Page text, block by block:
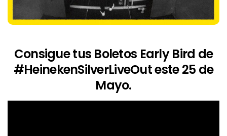
Consigue tus Boletos Early Bird de
#HeinekenSilverLiveOuteste 25 de
Mayo.